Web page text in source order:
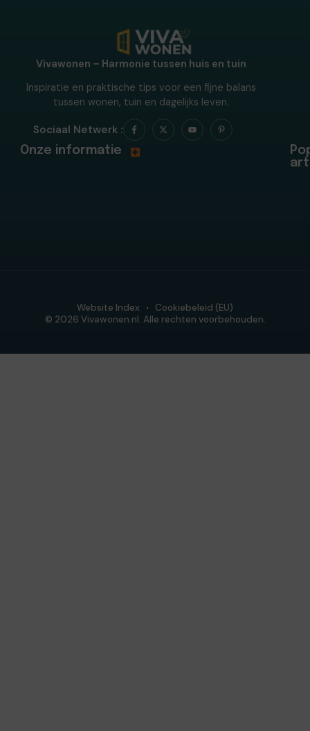
Vivawonen – Harmonie tussen huis en tuin
Inspiratie en praktische tips voor een fijne balans
tussen wonen, tuin en dagelijks leven.
Sociaal Netwerk :
Onze informatie
© 2026 Vivawonen.nl. Alle rechten voorbehouden.
Website Index Cookiebeleid (EU)